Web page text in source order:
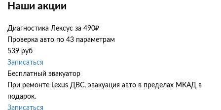
Наши акции
Диагностика Лексус за 490₽
Проверка авто по 43 параметрам
539 руб
Записаться
Бесплатный эвакуатор
При ремонте Lexus ДВС, эвакуация авто в пределах МКАД в
подарок.
Записаться